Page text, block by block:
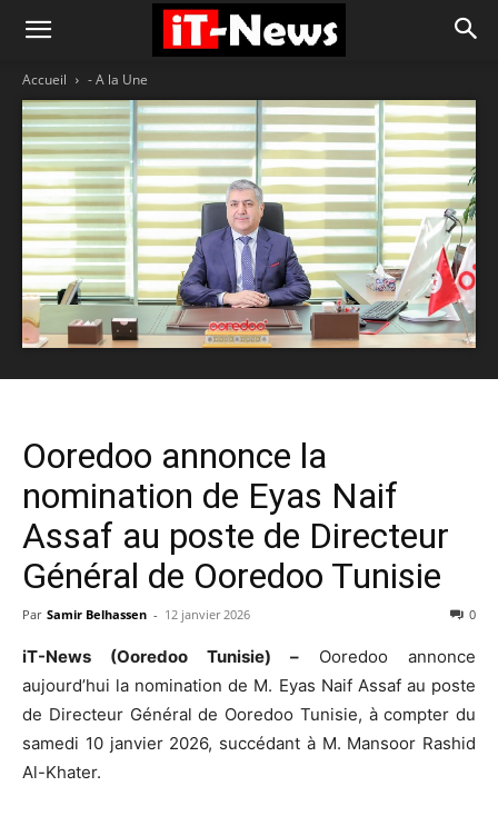
Accueil - A la Une
Ooredoo annonce la
nomination de Eyas Naif
Assaf au poste de Directeur
Général de Ooredoo Tunisie
Par Samir Belhassen - 12 janvier 2026 0
iT-News (Ooredoo Tunisie) – Ooredoo annonce
aujourd’hui la nomination de M. Eyas Naif Assaf au poste
de Directeur Général de Ooredoo Tunisie, à compter du
samedi 10 janvier 2026, succédant à M. Mansoor Rashid
Al-Khater.